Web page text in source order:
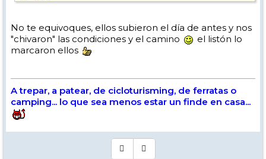
No te equivoques, ellos subieron el día de antes y nos
"chivaron" las condiciones y el camino
el listón lo
marcaron ellos
A trepar, a patear, de cicloturisming, de ferratas o
camping... lo que sea menos estar un finde en casa...